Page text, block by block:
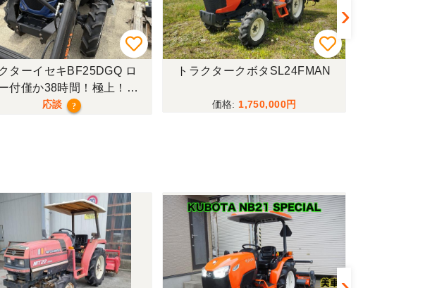
ターイセキBF25DGQ ロ
付僅か38時間！極上！現
応談 ?
トラクタークボタSL24FMAN
1,750,000